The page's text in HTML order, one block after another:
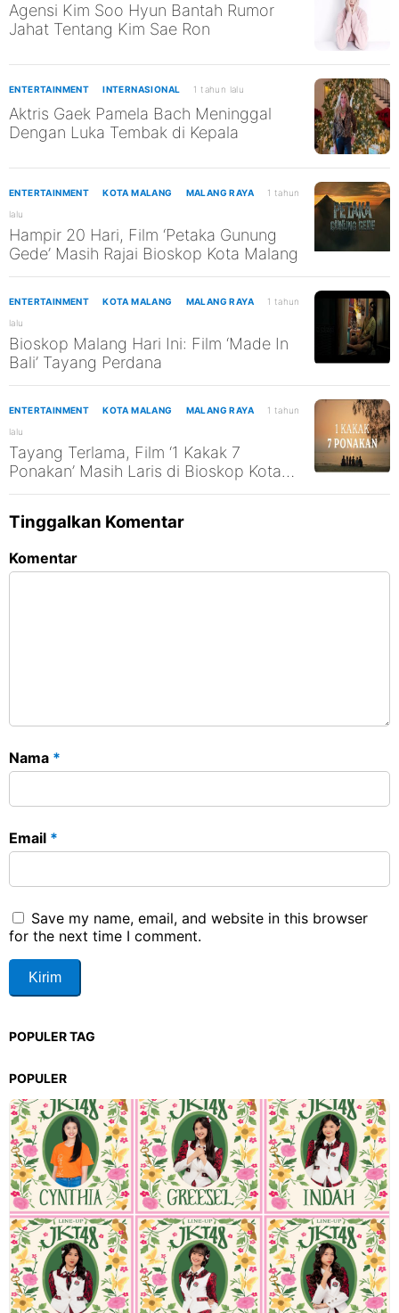
Agensi Kim Soo Hyun Bantah Rumor
Jahat Tentang Kim Sae Ron
ENTERTAINMENT INTERNASIONAL 1 tahun lalu
Aktris Gaek Pamela Bach Meninggal
Dengan Luka Tembak di Kepala
ENTERTAINMENT KOTA MALANG MALANG RAYA
1 tahun
lalu
Hampir 20 Hari, Film ‘Petaka Gunung
Gede’ Masih Rajai Bioskop Kota Malang
ENTERTAINMENT KOTA MALANG MALANG RAYA
1 tahun
lalu
Bioskop Malang Hari Ini: Film ‘Made In
Bali’ Tayang Perdana
ENTERTAINMENT KOTA MALANG MALANG RAYA
1 tahun
lalu
Tayang Terlama, Film ‘1 Kakak 7
Ponakan’ Masih Laris di Bioskop Kota
Malang
Tinggalkan Komentar
Komentar
Nama *
Email *
Save my name, email, and website in this browser
for the next time I comment.
POPULER TAG
POPULER